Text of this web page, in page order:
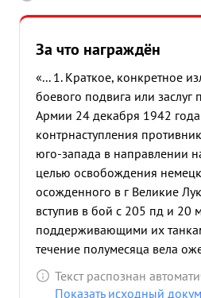
За что награждён
«... 1. Краткое, конкретное
боевого подвига или заслуг
Армии 24 декабря 1942
контрнаступления
юго-запада в направлении
целью освобождения
осожденного в г Великие
вступив в бой с 205 пд и 20
поддерживающими их
течение полумесяца вела
оборонительные бои, имея
значительно превосходящие
Текст распознан
Показать исходный